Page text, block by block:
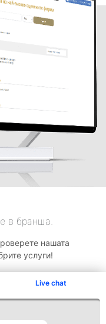
Live chat
в бранша.
нашата
услуги!